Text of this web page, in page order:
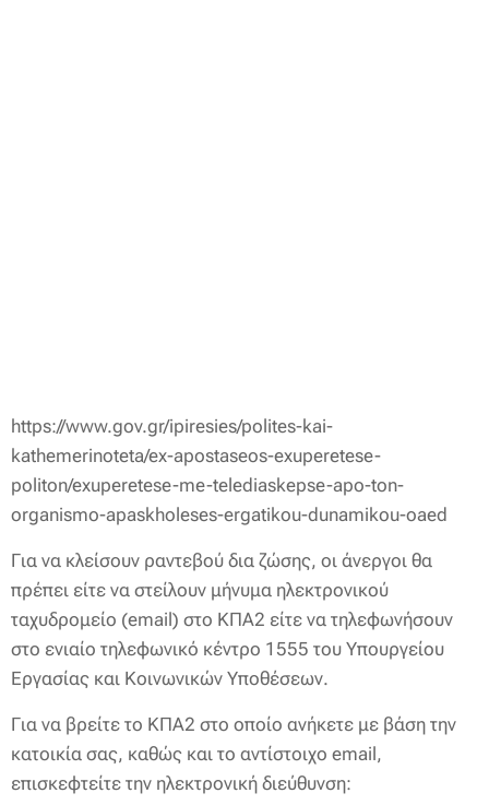
https://www.gov.gr/ipiresies/polites-kai-
kathemerinoteta/ex-apostaseos-exuperetese-
politon/exuperetese-me-telediaskepse-apo-ton-
organismo-apaskholeses-ergatikou-dunamikou-oaed
Για να κλείσουν ραντεβού δια ζώσης, οι άνεργοι θα
πρέπει είτε να στείλουν μήνυμα ηλεκτρονικού
ταχυδρομείο (email) στο ΚΠΑ2 είτε να τηλεφωνήσουν
στο ενιαίο τηλεφωνικό κέντρο 1555 του Υπουργείου
Εργασίας και Κοινωνικών Υποθέσεων.
Για να βρείτε το ΚΠΑ2 στο οποίο ανήκετε με βάση την
κατοικία σας, καθώς και το αντίστοιχο email,
επισκεφτείτε την ηλεκτρονική διεύθυνση: